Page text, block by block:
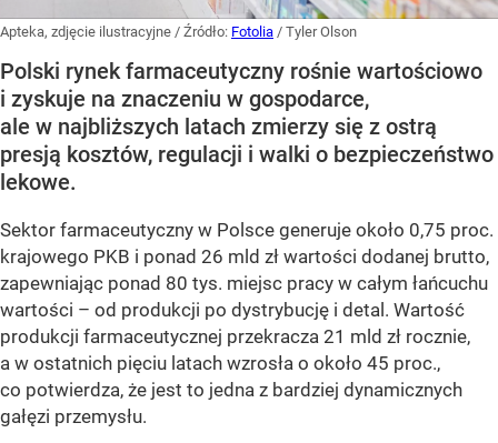
Apteka, zdjęcie ilustracyjne / Źródło: Fotolia / Tyler Olson
Polski rynek farmaceutyczny rośnie wartościowo
i zyskuje na znaczeniu w gospodarce,
ale w najbliższych latach zmierzy się z ostrą
presją kosztów, regulacji i walki o bezpieczeństwo
lekowe.
Sektor farmaceutyczny w Polsce generuje około 0,75 proc.
krajowego PKB i ponad 26 mld zł wartości dodanej brutto,
zapewniając ponad 80 tys. miejsc pracy w całym łańcuchu
wartości – od produkcji po dystrybucję i detal. Wartość
produkcji farmaceutycznej przekracza 21 mld zł rocznie,
a w ostatnich pięciu latach wzrosła o około 45 proc.,
co potwierdza, że jest to jedna z bardziej dynamicznych
gałęzi przemysłu.